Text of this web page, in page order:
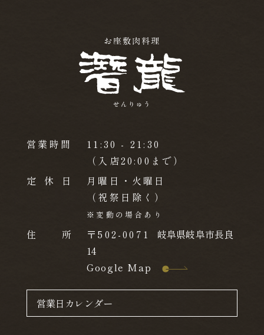
営業時間
11:30 - 21:30
（入店20:00まで）
定休日
月曜日・火曜日
（祝祭日除く）
※変動の場合あり
住 所 〒502-0071
岐阜県岐阜市長良
14
Google Map
営業日カレンダー